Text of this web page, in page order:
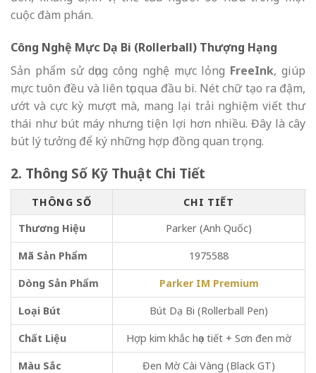
cuộc đàm phán.
Công Nghệ Mực Dạ Bi (Rollerball) Thượng Hạng
Sản phẩm sử dụng công nghệ mực lỏng FreeInk, giúp
mực tuôn đều và liên tục qua đầu bi. Nét chữ tạo ra đậm,
ướt và cực kỳ mượt mà, mang lại trải nghiệm viết thư
thái như bút máy nhưng tiện lợi hơn nhiều. Đây là cây
bút lý tưởng để ký những hợp đồng quan trọng.
2. Thông Số Kỹ Thuật Chi Tiết
THÔNG SỐ
CHI TIẾT
Thương Hiệu
Parker (Anh Quốc)
Mã Sản Phẩm 1975588
Dòng Sản Phẩm Parker IM Premium
Loại Bút Bút Dạ Bi (Rollerball Pen)
Chất Liệu Hợp kim khắc họa tiết + Sơn đen mờ
Màu Sắc Đen Mờ Cài Vàng (Black GT)